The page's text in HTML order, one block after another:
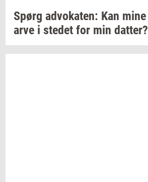
Spørg ad­vo­ka­ten: Kan mine
arve i ste­det for min dat­ter?